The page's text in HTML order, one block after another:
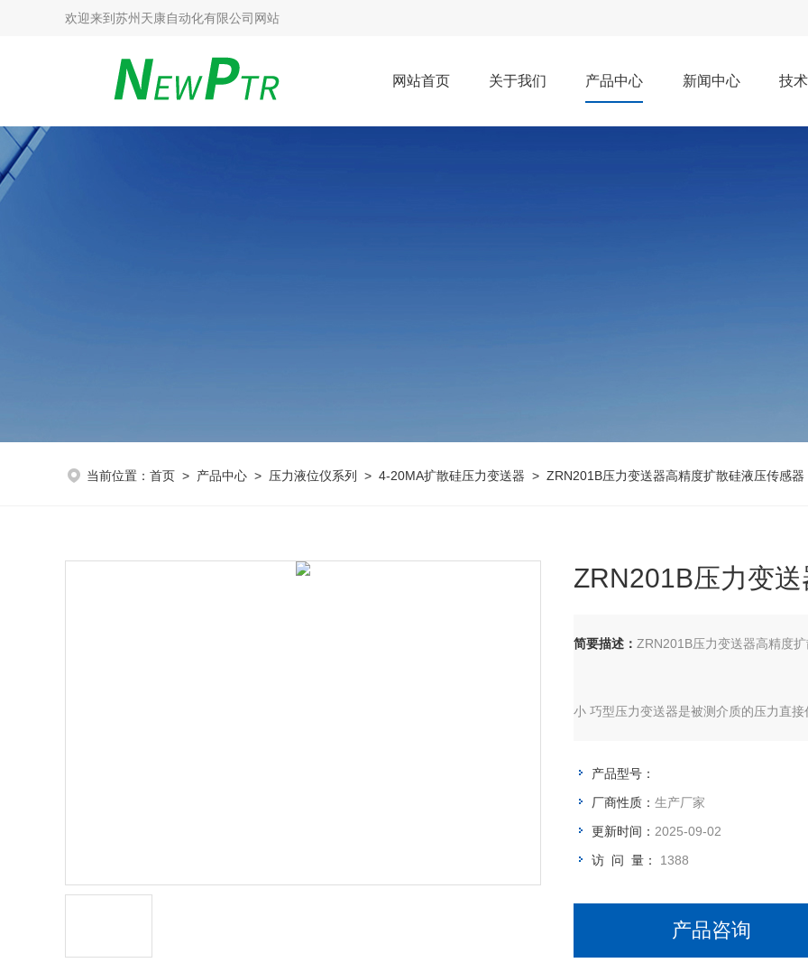
欢迎来到 苏州天康自动化有限公司网站
网站首页 关于我们 产品中心 新闻中心 技
当前位置： 首页 > 产品中心 > 压力液位仪系列 > 4-20MA扩散硅压力变送器 > ZRN201B压力变送器高精度扩散硅液压传感器
ZRN201B压力变
简要描述： ZRN201B压力变送器高精度
小 巧型压力变送器是被测介质的压力直
产品型号：
厂商性质： 生产厂家
更新时间： 2025-09-02
访 问 量： 1388
产品咨询